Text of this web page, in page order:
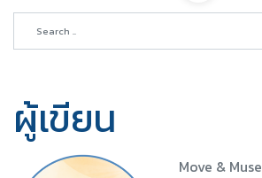
ผู้เขียน
Move & Muse